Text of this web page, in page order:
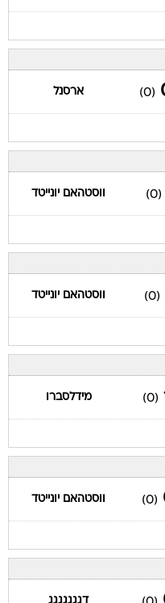
(0) ארסנל
(0) ווסטהאם יונייטד
(0) ווסטהאם יונייטד
(0) מידלסברו
(0) ווסטהאם יונייטד
דגגגגגגג